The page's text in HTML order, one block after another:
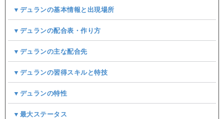
▼デュランの基本情報と出現場所
▼デュランの配合表・作り方
▼デュランの主な配合先
▼デュランの習得スキルと特技
▼デュランの特性
▼最大ステータス